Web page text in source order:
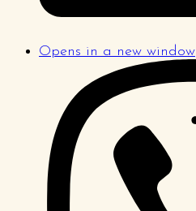
Opens in a new window